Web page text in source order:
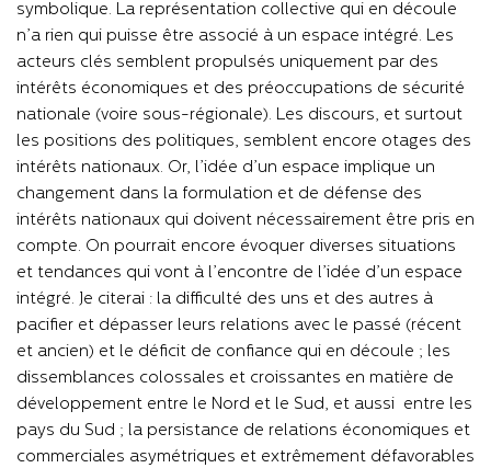
symbolique. La représentation collective qui en découle
n’a rien qui puisse être associé à un espace intégré. Les
acteurs clés semblent propulsés uniquement par des
intérêts économiques et des préoccupations de sécurité
nationale (voire sous-régionale). Les discours, et surtout
les positions des politiques, semblent encore otages des
intérêts nationaux. Or, l’idée d’un espace implique un
changement dans la formulation et de défense des
intérêts nationaux qui doivent nécessairement être pris en
compte. On pourrait encore évoquer diverses situations
et tendances qui vont à l’encontre de l’idée d’un espace
intégré. Je citerai : la difficulté des uns et des autres à
pacifier et dépasser leurs relations avec le passé (récent
et ancien) et le déficit de confiance qui en découle ; les
dissemblances colossales et croissantes en matière de
développement entre le Nord et le Sud, et aussi entre les
pays du Sud ; la persistance de relations économiques et
commerciales asymétriques et extrêmement défavorables